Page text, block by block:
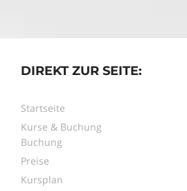
DIREKT ZUR SEITE:
Startseite
Kurse & Buchung
Buchung
Preise
Kursplan